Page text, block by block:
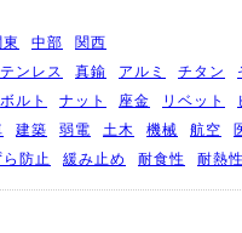
東 中部
関西
ンレス 真鍮 アルミ チタン
ボルト ナット 座金 リベット
建築 弱電 土木 機械 航空
防止 緩み止め 耐食性 耐熱